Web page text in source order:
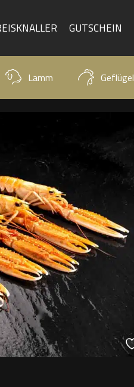
GUTSCHEIN
Lamm Geflügel